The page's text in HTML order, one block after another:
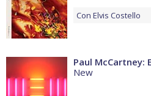
Con Elvis Costello
Paul McCartney:
New